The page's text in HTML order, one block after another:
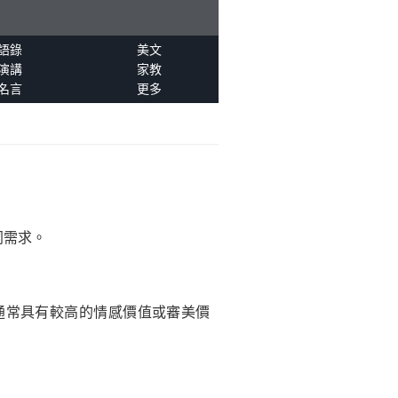
錄
美文
講
家教
言 更多
求。
具有較高的情感價值或審美價